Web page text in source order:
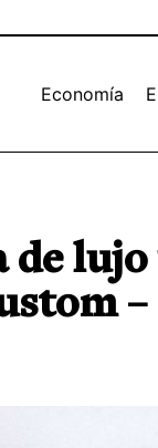
Economía
de
–